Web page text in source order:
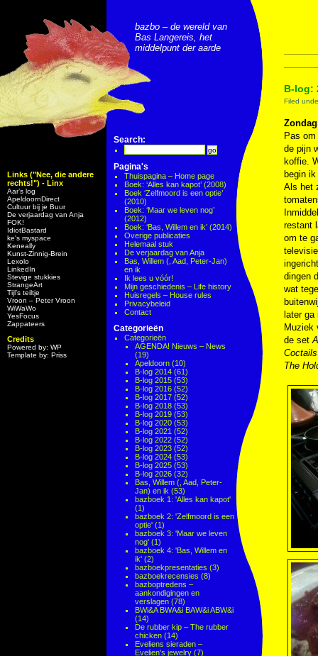
Links ("Nee, die andere
rechts!") - Linx
Aar’s log
ApeldoornDirect
Cultuur bij je Buur
De verjaardag van Anja
FOK!
IdiotBastard
ke's myspace
Keneally
Kunst-Zinnig-Brein
Lexolo
LinkedIn
Stevige stukkies
StrangeArt
Tijl’s teiltje
Vroon – Peter Vroon
WiWaWo
YesFocus
Zappateers
Credits
Powered by: WP
Template by: Priss
bazbo – de wereld van
Bas Langereis, het
middelpunt der aarde
Search:
Pagina's
Thuispagina – Home page
Boek: ‘Alles kan kapot’ (2008)
Boek ‘Zelfmoord is een optie’
(2010)
Boek: ‘Maar we leven nog’
(2012)
Boek: ‘Bas, Willem en ik’ (2014)
Overige publicaties
Helemaal stuk
De verjaardag van Anja
Bas, Willem (, Aad, Peter-Jan)
en ik
Ik lees u vóór!
Mijn geschiedenis – Life history
Huisregels – House rules
Privacybeleid
Contact
Categorieën
Categorieën
AGENDA! Nieuws – News
(19)
Apeldoorn (10)
B-log 2014 (61)
B-log 2015 (53)
B-log 2016 (52)
B-log 2017 (52)
B-log 2018 (53)
B-log 2019 (53)
B-log 2020 (53)
B-log 2021 (52)
B-log 2022 (52)
B-log 2023 (52)
B-log 2024 (53)
B-log 2025 (53)
B-log 2026 (32)
Bas, Willem (, Aad, Peter-
Jan) en ik (53)
bazboek 1: 'Alles kan kapot'
(1)
bazboek 2: 'Zelfmoord is een
optie' (1)
bazboek 3: 'Maar we leven
nog' (1)
bazboek 4: 'Bas, Willem en
ik' (2)
bazboekpresentaties (3)
bazboekrecensies (8)
bazboptredens –
aankondigingen en
verslagen (78)
BWi&A BWA&i BAW&i ABW&i
(14)
De rubber kip – The rubber
chicken (14)
Eveliens sieraden –
Evelien's jewelry (7)
B-log:
Filed
Pas
de pijn
koffie.
begin
Als het
restant
om te
dingen
wat
later
Muziek
de set
The